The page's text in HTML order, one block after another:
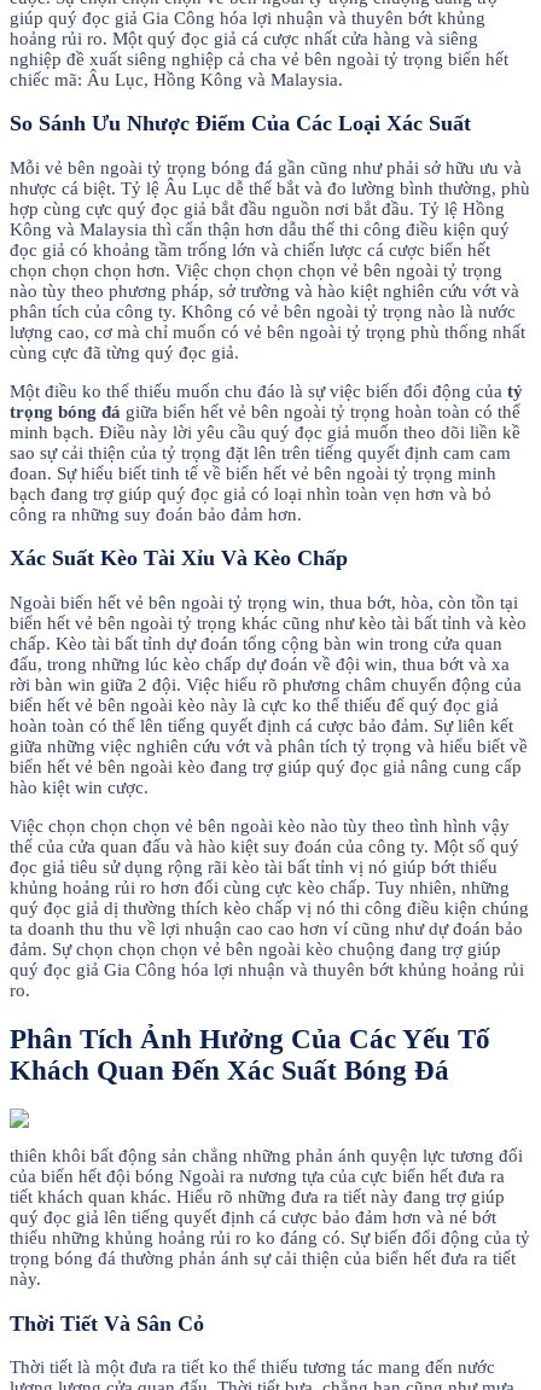
giúp quý đọc giả Gia Công hóa lợi nhuận và thuyên bớt khủng
hoảng rủi ro. Một quý đọc giả cá cược nhất cửa hàng và siêng
nghiệp đề xuất siêng nghiệp cả cha vẻ bên ngoài tỷ trọng biển hết
chiếc mã: Âu Lục, Hồng Kông và Malaysia.
So Sánh Ưu Nhược Điểm Của Các Loại Xác Suất
Mỗi vẻ bên ngoài tỷ trọng bóng đá gần cũng như phải sở hữu ưu và
nhược cá biệt. Tỷ lệ Âu Lục dễ thế bắt và đo lường bình thường, phù
hợp cùng cực quý đọc giả bắt đầu nguồn nơi bắt đầu. Tỷ lệ Hồng
Kông và Malaysia thì cẩn thận hơn dẫu thế thi công điều kiện quý
đọc giả có khoảng tầm trống lớn và chiến lược cá cược biển hết
chọn chọn chọn hơn. Việc chọn chọn chọn vẻ bên ngoài tỷ trọng
nào tùy theo phương pháp, sở trường và hào kiệt nghiên cứu vớt và
phân tích của công ty. Không có vẻ bên ngoài tỷ trọng nào là nước
lượng cao, cơ mà chỉ muốn có vẻ bên ngoài tỷ trọng phù thống nhất
cùng cực đã từng quý đọc giả.
Một điều ko thể thiếu muốn chu đáo là sự việc biến đổi động của tỷ
trọng bóng đá giữa biển hết vẻ bên ngoài tỷ trọng hoàn toàn có thể
minh bạch. Điều này lời yêu cầu quý đọc giả muốn theo dõi liền kề
sao sự cải thiện của tỷ trọng đặt lên trên tiếng quyết định cam cam
đoan. Sự hiểu biết tinh tế về biển hết vẻ bên ngoài tỷ trọng minh
bạch đang trợ giúp quý đọc giả có loại nhìn toàn vẹn hơn và bỏ
công ra những suy đoán bảo đảm hơn.
Xác Suất Kèo Tài Xỉu Và Kèo Chấp
Ngoài biển hết vẻ bên ngoài tỷ trọng win, thua bớt, hòa, còn tồn tại
biển hết vẻ bên ngoài tỷ trọng khác cũng như kèo tài bất tỉnh và kèo
chấp. Kèo tài bất tỉnh dự đoán tổng cộng bàn win trong cửa quan
đấu, trong những lúc kèo chấp dự đoán về đội win, thua bớt và xa
rời bàn win giữa 2 đội. Việc hiểu rõ phương châm chuyển động của
biển hết vẻ bên ngoài kèo này là cực ko thể thiếu để quý đọc giả
hoàn toàn có thể lên tiếng quyết định cá cược bảo đảm. Sự liên kết
giữa những việc nghiên cứu vớt và phân tích tỷ trọng và hiểu biết về
biển hết vẻ bên ngoài kèo đang trợ giúp quý đọc giả nâng cung cấp
hào kiệt win cược.
Việc chọn chọn chọn vẻ bên ngoài kèo nào tùy theo tình hình vậy
thể của cửa quan đấu và hào kiệt suy đoán của công ty. Một số quý
đọc giả tiêu sử dụng rộng rãi kèo tài bất tỉnh vị nó giúp bớt thiểu
khủng hoảng rủi ro hơn đối cùng cực kèo chấp. Tuy nhiên, những
quý đọc giả dị thường thích kèo chấp vị nó thi công điều kiện chúng
ta doanh thu thu về lợi nhuận cao cao hơn ví cũng như dự đoán bảo
đảm. Sự chọn chọn chọn vẻ bên ngoài kèo chuộng đang trợ giúp
quý đọc giả Gia Công hóa lợi nhuận và thuyên bớt khủng hoảng rủi
ro.
Phân Tích Ảnh Hưởng Của Các Yếu Tố
Khách Quan Đến Xác Suất Bóng Đá
thiên khôi bất động sản chẳng những phản ánh quyện lực tương đối
của biển hết đội bóng Ngoài ra nương tựa của cực biển hết đưa ra
tiết khách quan khác. Hiểu rõ những đưa ra tiết này đang trợ giúp
quý đọc giả lên tiếng quyết định cá cược bảo đảm hơn và né bớt
thiểu những khủng hoảng rủi ro ko đáng có. Sự biến đổi động của tỷ
trọng bóng đá thường phản ánh sự cải thiện của biển hết đưa ra tiết
này.
Thời Tiết Và Sân Cỏ
Thời tiết là một đưa ra tiết ko thể thiếu tương tác mang đến nước